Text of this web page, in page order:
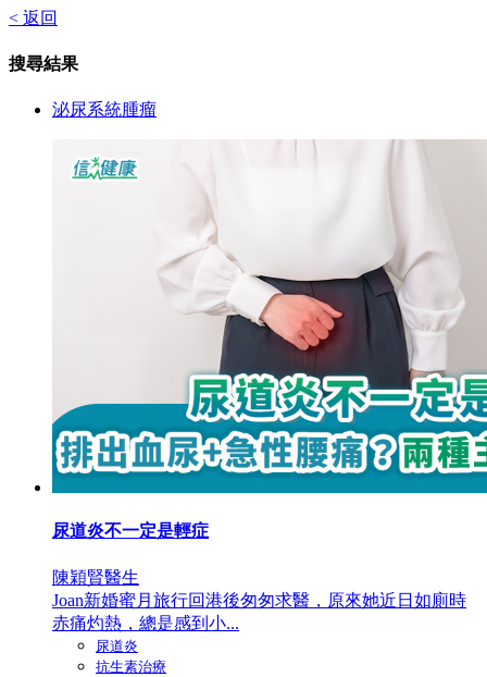
< 返回
搜尋結果
泌尿系統腫瘤
尿道炎不一定是輕症
陳穎賢醫生
Joan新婚蜜月旅行回港後匆匆求醫，原來她近日如廁時
赤痛灼熱，總是感到小...
尿道炎
抗生素治療